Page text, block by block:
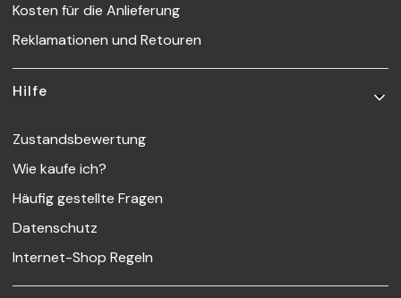
Kosten für die Anlieferung
Reklamationen und Retouren
Hilfe
Zustandsbewertung
Wie kaufe ich?
Häufig gestellte Fragen
Datenschutz
Internet-Shop Regeln